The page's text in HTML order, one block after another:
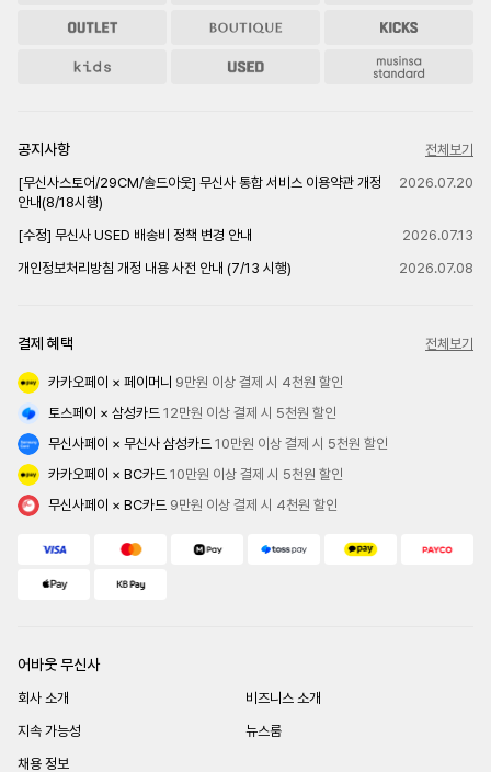
공지사항
전체보기
[무신사스토어/29CM/솔드아웃] 무신사 통합 서비스 이용약관 개정
안내(8/18시행)
2026.07.20
[수정] 무신사 USED 배송비 정책 변경 안내
2026.07.13
개인정보처리방침 개정 내용 사전 안내 (7/13 시행)
2026.07.08
결제 혜택 전체보기
카카오페이 × 페이머니 9만원 이상 결제 시 4천원 할인
토스페이 × 삼성카드 12만원 이상 결제 시 5천원 할인
무신사페이 × 무신사 삼성카드 10만원 이상 결제 시 5천원 할인
카카오페이 × BC카드 10만원 이상 결제 시 5천원 할인
무신사페이 × BC카드 9만원 이상 결제 시 4천원 할인
어바웃 무신사
회사 소개
비즈니스 소개
지속 가능성
뉴스룸
채용 정보